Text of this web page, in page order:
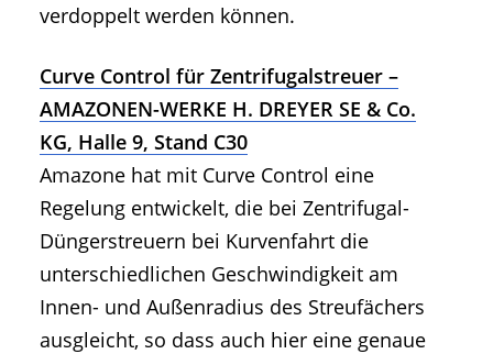
verdoppelt werden können.
Curve Control für Zentrifugalstreuer –
AMAZONEN-WERKE H. DREYER SE & Co.
KG, Halle 9, Stand C30
Amazone hat mit Curve Control eine
Regelung entwickelt, die bei Zentrifugal-
Düngerstreuern bei Kurvenfahrt die
unterschiedlichen Geschwindigkeit am
Innen- und Außenradius des Streufächers
ausgleicht, so dass auch hier eine genaue